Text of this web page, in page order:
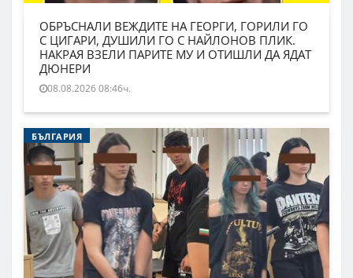
ОБРЪСНАЛИ ВЕЖДИТЕ НА ГЕОРГИ, ГОРИЛИ ГО
С ЦИГАРИ, ДУШИЛИ ГО С НАЙЛОНОВ ПЛИК.
НАКРАЯ ВЗЕЛИ ПАРИТЕ МУ И ОТИШЛИ ДА ЯДАТ
ДЮНЕРИ
08.08.2026 08:46ч.
БЪЛГАРИЯ